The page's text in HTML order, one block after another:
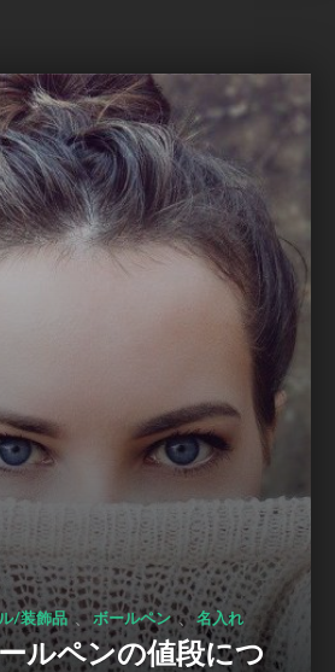
/装飾品 、ボールペン 、名入れ
ルペンの値段につ